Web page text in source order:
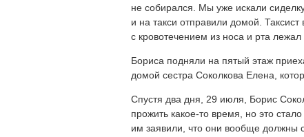
не собирался. Мы уже искали
и на такси отправили домой.
с кровотечением из носа и рта
Бориса подняли на пятый этаж
домой сестра Соколкова Елена,
Спустя два дня, 29 июля, Борис
прожить какое-то время, но это
им заявили, что они вообще должны